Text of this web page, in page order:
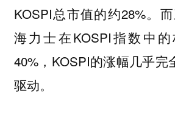
KOSPI总市值的约28%。
海力士在KOSPI指数中
40%，KOSPI的涨幅几乎完
驱动。